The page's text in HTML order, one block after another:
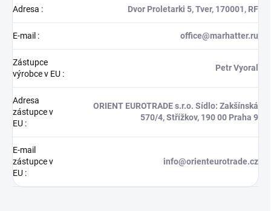
Adresa : Dvor Proletarki 5, Tver, 170001, RF
E-mail : office@marhatter.ru
Zástupce
výrobce v EU :
Petr Vyoral
Adresa
zástupce v
EU :
ORIENT EUROTRADE s.r.o. Sídlo: Zakšínská
570/4, Střížkov, 190 00 Praha 9
E-mail
zástupce v
EU :
info@orienteurotrade.cz